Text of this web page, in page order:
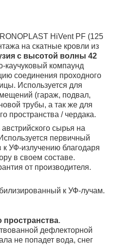
HiVent PF (125
на скатные кровли из
с высотой волны 42
каучуковый компаунд
соединения проходного
Используется для
(гараж, подвал,
трубы, а так же для
пространства / чердака.
сырья на
первичный
к УФ-излучению благодаря
в своем составе.
от производителя.
к УФ-лучам.
пространства.
дефлекторной
не попадет вода, снег